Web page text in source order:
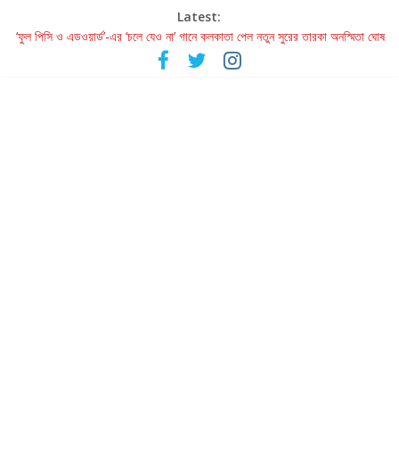
Latest:
‘ফুল পিসি ও এডওয়ার্ড’-এর ‘চলে যেও না’ গানে কলকাতা পেল নতুন সুরের তারকা অনস্মিতা ঘোষ
রবীন্দ্রনাথ ও গুলজারের সৃষ্টির মেলবন্ধনে মুগ্ধ করল ‘দুই তারার দোতারা’
কলের গান থেকে রীলস্ — বাঙালির গান শোনার বিবর্তনের গল্প